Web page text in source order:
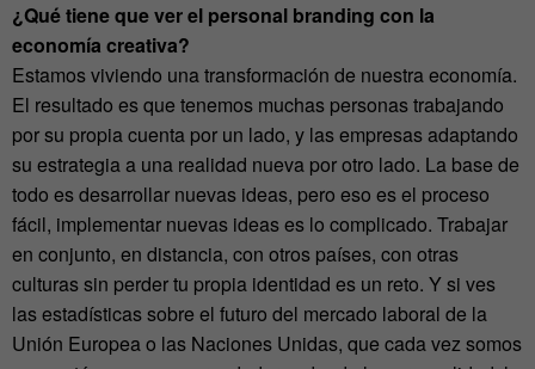
¿Qué tiene que ver el personal branding con la
economía creativa?
Estamos viviendo una transformación de nuestra economía.
El resultado es que tenemos muchas personas trabajando
por su propia cuenta por un lado, y las empresas adaptando
su estrategia a una realidad nueva por otro lado. La base de
todo es desarrollar nuevas ideas, pero eso es el proceso
fácil, implementar nuevas ideas es lo complicado. Trabajar
en conjunto, en distancia, con otros países, con otras
culturas sin perder tu propia identidad es un reto. Y si ves
las estadísticas sobre el futuro del mercado laboral de la
Unión Europea o las Naciones Unidas, que cada vez somos